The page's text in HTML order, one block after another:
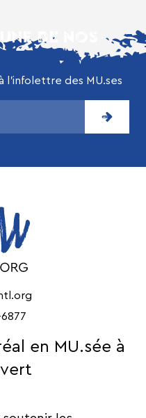
DE NOS
l’infolettre des MU.ses
en MU.sée à